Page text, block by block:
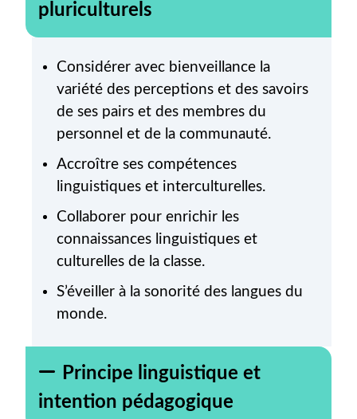
pluriculturels
Considérer avec bienveillance la
variété des perceptions et des savoirs
de ses pairs et des membres du
personnel et de la communauté.
Accroître ses compétences
linguistiques et interculturelles.
Collaborer pour enrichir les
connaissances linguistiques et
culturelles de la classe.
S’éveiller à la sonorité des langues du
monde.
Principe linguistique et
intention pédagogique